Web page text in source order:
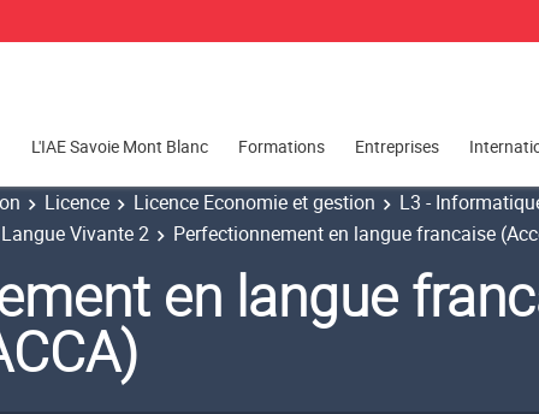
L'IAE Savoie Mont Blanc Formations Entreprises
Licence Licence Economie et gestion
L3 -
Langue Vivante 2 Perfectionnement en langue francaise
en langue